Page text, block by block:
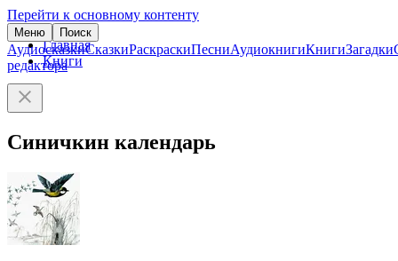
Перейти к основному контенту
Меню Поиск
АудиосказкиСказкиРаскраскиПесниАудиокнигиКнигиЗагадки
редактора
Главная
Книги
Синичкин календарь